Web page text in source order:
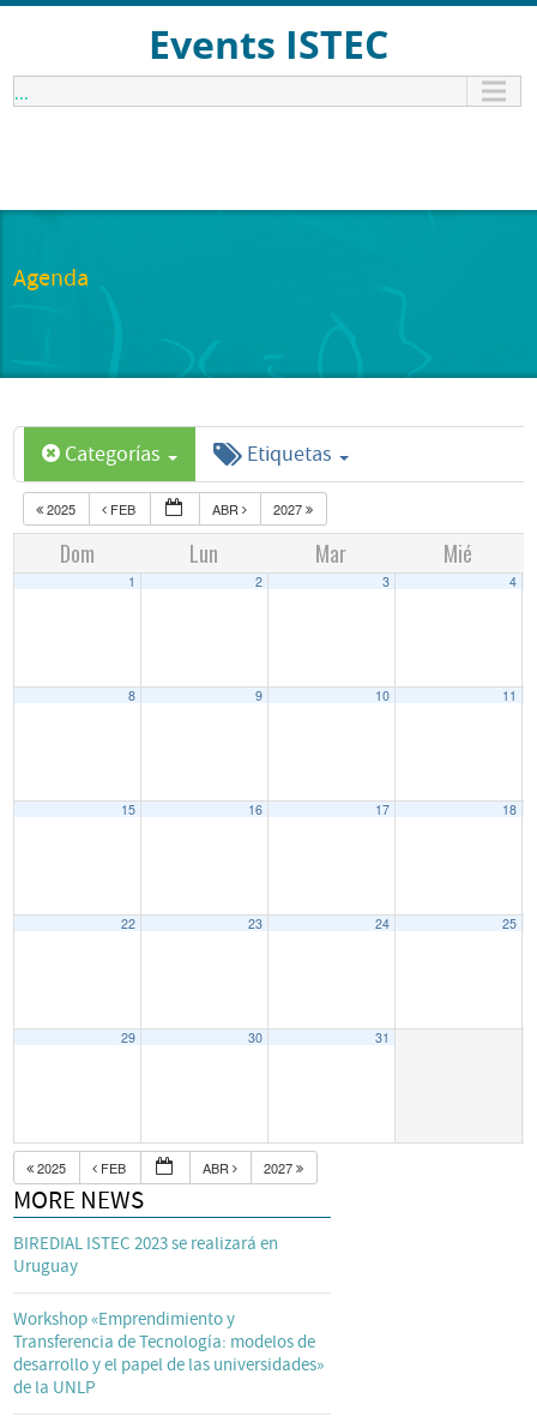
Events ISTEC
...
Agenda
Categorías Etiquetas
2025 FEB ABR 2027
Dom Lun Mar Mié
1 2 3 4
8 9 10 11
15 16 17 18
22 23 24 25
29 30 31
2025 FEB ABR 2027
MORE NEWS
BIREDIAL ISTEC 2023 se realizará en
Uruguay
Workshop «Emprendimiento y
Transferencia de Tecnología: modelos de
desarrollo y el papel de las universidades»
de la UNLP